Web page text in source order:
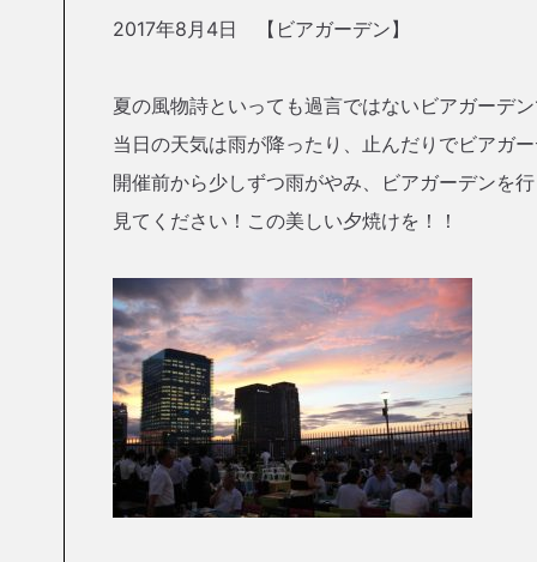
2017年8月4日 【ビアガーデン】
夏の風物詩といっても過言ではないビアガーデ
当日の天気は雨が降ったり、止んだりでビアガ
開催前から少しずつ雨がやみ、ビアガーデンを
見てください！この美しい夕焼けを！！